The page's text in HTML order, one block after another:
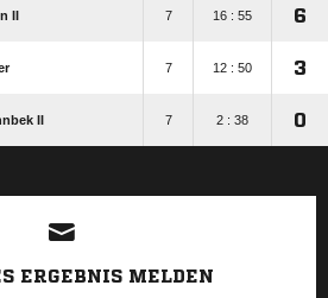
II 7 16 : 55 6
7 12 : 50 3
II 7 2 : 38 0
ANZEIGE
ERGEBNIS MELDEN